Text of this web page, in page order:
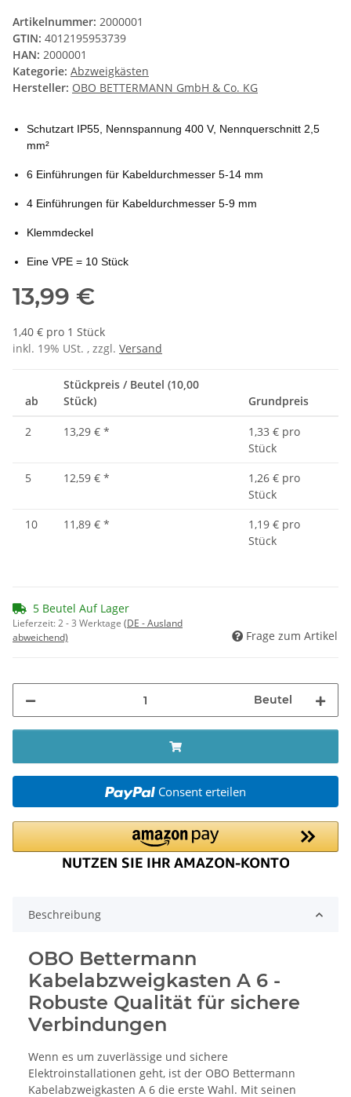
Artikelnummer: 2000001
GTIN: 4012195953739
HAN: 2000001
Kategorie: Abzweigkästen
Hersteller: OBO BETTERMANN GmbH & Co. KG
Schutzart IP55, Nennspannung 400 V, Nennquerschnitt 2,5
mm²
6 Einführungen für Kabeldurchmesser 5-14 mm
4 Einführungen für Kabeldurchmesser 5-9 mm
Klemmdeckel
Eine VPE = 10 Stück
13,99 €
1,40 € pro 1 Stück
inkl. 19% USt. , zzgl. Versand
ab
Stückpreis / Beutel (10,00
Stück)
Grundpreis
2 13,29 € *
1,33 € pro
Stück
5
12,59 € *
1,26 € pro
Stück
10
11,89 € *
1,19 € pro
Stück
5 Beutel Auf Lager
Lieferzeit:2 - 3 Werktage (DE - Ausland
abweichend)
Frage zum Artikel
Beutel
Consent erteilen
Beschreibung
OBO Bettermann
Kabelabzweigkasten A 6 -
Robuste Qualität für sichere
Verbindungen
Wenn es um zuverlässige und sichere
Elektroinstallationen geht, ist der OBO Bettermann
Kabelabzweigkasten A 6 die erste Wahl. Mit seinen